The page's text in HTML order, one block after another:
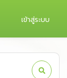
เข้าสู่ระบบ